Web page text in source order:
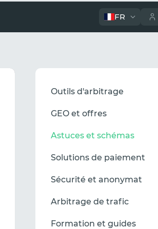
FR
Outils d'arbitrage
GEO et offres
Astuces et schémas
Solutions de paiement
Sécurité et anonymat
Arbitrage de trafic
Formation et guides